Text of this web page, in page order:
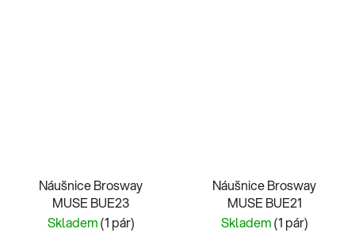
Náušnice Brosway
MUSE BUE23
Skladem(1 pár)
Náušnice Brosway
MUSE BUE21
Skladem(1 pár)